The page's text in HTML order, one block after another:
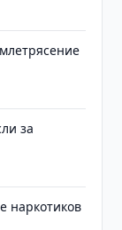
за
наркотиков